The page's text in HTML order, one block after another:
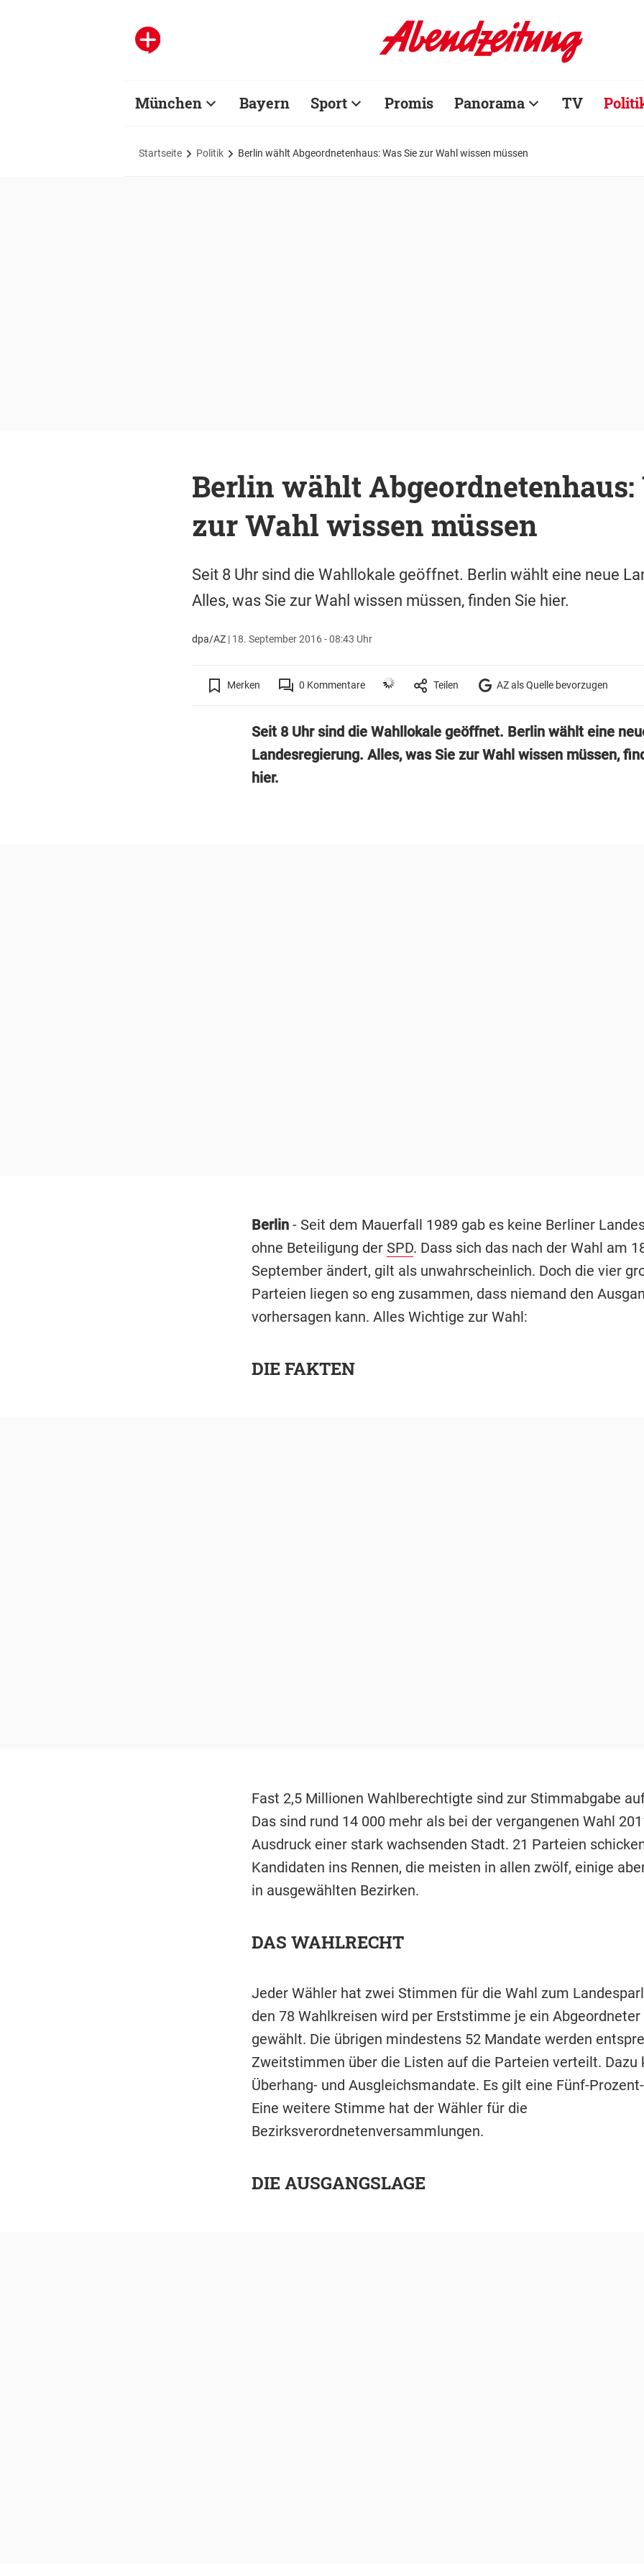
München Bayern Sport Promis Panorama TV
Startseite Politik Berlin wählt Abgeordnetenhaus: Was Sie zur Wahl wissen müssen
Berlin wählt Abgeordnetenhaus:
zur Wahl wissen müssen
Seit 8 Uhr sind die Wahllokale geöffnet. Berlin wählt eine neue
Alles, was Sie zur Wahl wissen müssen, finden Sie hier.
dpa/AZ| 18. September 2016 - 08:43 Uhr
Merken 0 Kommentare Teilen AZ als Quelle bevorzugen
Seit 8 Uhr sind die Wahllokale geöffnet. Berlin wählt eine
Landesregierung. Alles, was Sie zur Wahl wissen müssen,
hier.
Berlin- Seit dem Mauerfall 1989 gab es keine Berliner
ohne Beteiligung der SPD. Dass sich das nach der Wahl am
September ändert, gilt als unwahrscheinlich. Doch die vier
Parteien liegen so eng zusammen, dass niemand den
vorhersagen kann. Alles Wichtige zur Wahl:
DIE FAKTEN
Fast 2,5 Millionen Wahlberechtigte sind zur Stimmabgabe
Das sind rund 14 000 mehr als bei der vergangenen Wahl
Ausdruck einer stark wachsenden Stadt. 21 Parteien
Kandidaten ins Rennen, die meisten in allen zwölf, einige
in ausgewählten Bezirken.
DAS WAHLRECHT
Jeder Wähler hat zwei Stimmen für die Wahl zum
den 78 Wahlkreisen wird per Erststimme je ein
gewählt. Die übrigen mindestens 52 Mandate werden
Zweitstimmen über die Listen auf die Parteien verteilt. Dazu
Überhang- und Ausgleichsmandate. Es gilt eine Fünf-
Eine weitere Stimme hat der Wähler für die
Bezirksverordnetenversammlungen.
DIE AUSGANGSLAGE